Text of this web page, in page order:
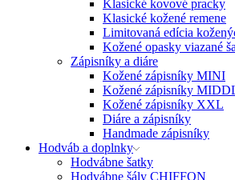
Klasické kovové pracky
Klasické kožené remene
Limitovaná edícia
Kožené opasky viazané
Zápisníky a diáre
Kožené zápisníky MINI
Kožené zápisníky
Kožené zápisníky XXL
Diáre a zápisníky
Handmade zápisníky
Hodváb a doplnky
Hodvábne šatky
Hodvábne šály CHIFFON